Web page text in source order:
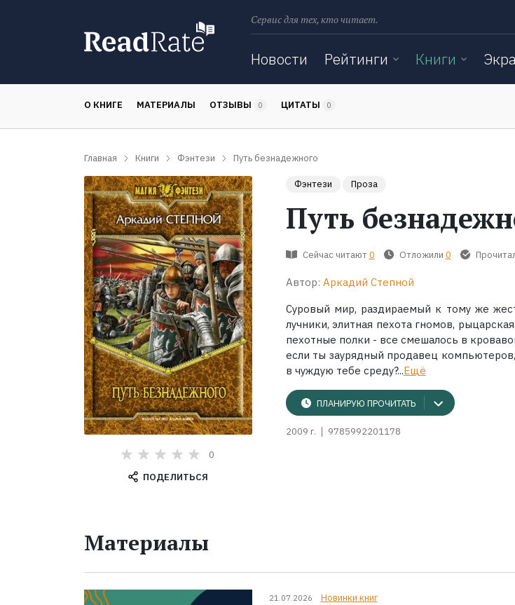
Сервис для тех, кто читает.
Новости Рейтинги Книги
О КНИГЕ МАТЕРИАЛЫ ОТЗЫВЫ 0 ЦИТАТЫ 0
Главная Книги Фэнтези Путь безнадежного
0
ПОДЕЛИТЬСЯ
Фэнтези Проза
Путь
Сейчас читают 0 Отложили 0
Автор: Аркадий Степной
Суровый мир, раздираемый к тому же
лучники, элитная пехота гномов,
пехотные полки - все смешалось в
если ты заурядный продавец
в чуждую тебе среду?...Ещё
ПЛАНИРУЮ ПРОЧИТАТЬ
2009 г. 9785992201178
Материалы
21.07.2026 Новинки книг